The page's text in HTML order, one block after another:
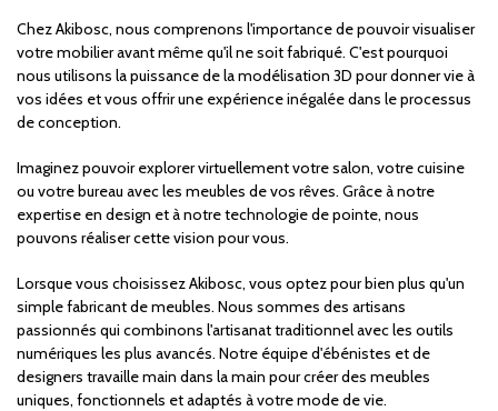
Chez Akibosc, nous comprenons l'importance de pouvoir visualiser
votre mobilier avant même qu'il ne soit fabriqué. C'est pourquoi
nous utilisons la puissance de la modélisation 3D pour donner vie à
vos idées et vous offrir une expérience inégalée dans le processus
de conception.
Imaginez pouvoir explorer virtuellement votre salon, votre cuisine
ou votre bureau avec les meubles de vos rêves. Grâce à notre
expertise en design et à notre technologie de pointe, nous
pouvons réaliser cette vision pour vous.
Lorsque vous choisissez Akibosc, vous optez pour bien plus qu'un
simple fabricant de meubles. Nous sommes des artisans
passionnés qui combinons l'artisanat traditionnel avec les outils
numériques les plus avancés. Notre équipe d'ébénistes et de
designers travaille main dans la main pour créer des meubles
uniques, fonctionnels et adaptés à votre mode de vie.